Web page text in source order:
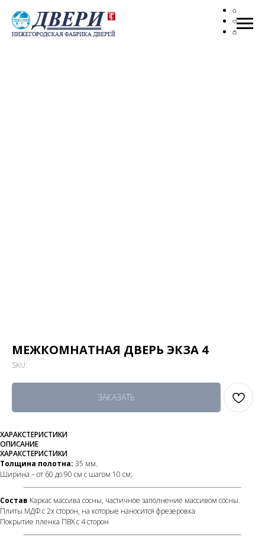
МЕЖКОМНАТНАЯ ДВЕРЬ ЭКЗА 4
SKU:
ЗАКАЗАТЬ
ХАРАКСТЕРИСТИКИ
ОПИСАНИЕ
ХАРАКСТЕРИСТИКИ
Толщина полотна: 35 мм.
Ширина – от 60 до 90 см с шагом 10 см;
Состав Каркас массива сосны, частичное заполнение массивом сосны.
Плиты МДФ с 2х сторон, на которые наносится фрезеровка
Покрытие пленка ПВХ с 4 сторон